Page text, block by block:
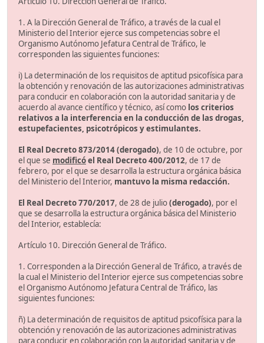
1. A la Dirección General de Tráfico, a través de la cual el
Ministerio del Interior ejerce sus competencias sobre el
Organismo Autónomo Jefatura Central de Tráfico, le
corresponden las siguientes funciones:
i) La determinación de los requisitos de aptitud psicofísica para
la obtención y renovación de las autorizaciones administrativas
para conducir en colaboración con la autoridad sanitaria y de
acuerdo al avance científico y técnico, así como los criterios
relativos a la interferencia en la conducción de las drogas,
estupefacientes, psicotrópicos y estimulantes.
El Real Decreto 873/2014 (derogado), de 10 de octubre, por
el que se modificóel Real Decreto 400/2012, de 17 de
febrero, por el que se desarrolla la estructura orgánica básica
del Ministerio del Interior, mantuvo la misma redacción.
El Real Decreto 770/2017, de 28 de julio(derogado), por el
que se desarrolla la estructura orgánica básica del Ministerio
del Interior, establecía:
Artículo 10. Dirección General de Tráfico.
1. Corresponden a la Dirección General de Tráfico, a través de
la cual el Ministerio del Interior ejerce sus competencias sobre
el Organismo Autónomo Jefatura Central de Tráfico, las
siguientes funciones:
ñ) La determinación de requisitos de aptitud psicofísica para la
obtención y renovación de las autorizaciones administrativas
para conducir en colaboración con la autoridad sanitaria y de